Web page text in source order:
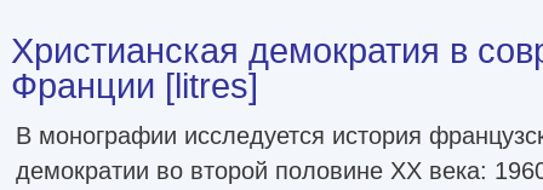
Христианская демократия в
Франции [litres]
В монографии исследуется история
демократии во второй половине XX века: